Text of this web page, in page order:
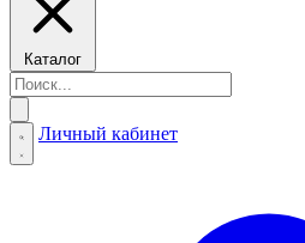
Каталог
Личный кабинет